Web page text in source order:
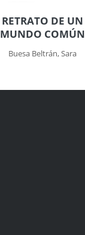
RETRATO DE UN
MUNDO COMÚN
Buesa Beltrán, Sara